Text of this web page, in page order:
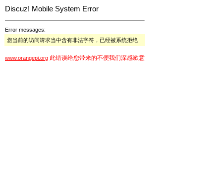
Discuz! Mobile System Error
Error messages:
您当前的访问请求当中含有非法字符，已经被系统拒绝
www.orangepi.org 此错误给您带来的不便我们深感歉意